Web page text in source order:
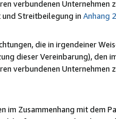
verbundenen
und Streitbeilegung in Anhang 2
die in irgendeiner
dieser Vereinbarung), den
verbundenen
im Zusammenhang mit dem